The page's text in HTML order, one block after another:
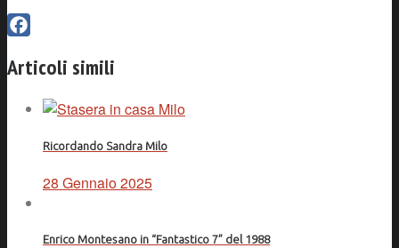
Articoli simili
Ricordando Sandra Milo
28 Gennaio 2025
Enrico Montesano in “Fantastico 7” del 1988